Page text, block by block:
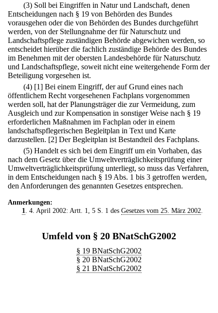
(3) Soll bei Eingriffen in Natur und Landschaft, denen
Entscheidungen nach § 19 von Behörden des Bundes
vorausgehen oder die von Behörden des Bundes durchgeführt
werden, von der Stellungnahme der für Naturschutz und
Landschaftspflege zuständigen Behörde abgewichen werden, so
entscheidet hierüber die fachlich zuständige Behörde des Bundes
im Benehmen mit der obersten Landesbehörde für Naturschutz
und Landschaftspflege, soweit nicht eine weitergehende Form der
Beteiligung vorgesehen ist.
(4) [1] Bei einem Eingriff, der auf Grund eines nach
öffentlichem Recht vorgesehenen Fachplans vorgenommen
werden soll, hat der Planungsträger die zur Vermeidung, zum
Ausgleich und zur Kompensation in sonstiger Weise nach § 19
erforderlichen Maßnahmen im Fachplan oder in einem
landschaftspflegerischen Begleitplan in Text und Karte
darzustellen. [2] Der Begleitplan ist Bestandteil des Fachplans.
(5) Handelt es sich bei dem Eingriff um ein Vorhaben, das
nach dem Gesetz über die Umweltverträglichkeitsprüfung einer
Umweltverträglichkeitsprüfung unterliegt, so muss das Verfahren,
in dem Entscheidungen nach § 19 Abs. 1 bis 3 getroffen werden,
den Anforderungen des genannten Gesetzes entsprechen.
Anmerkungen:
1
. 4. April 2002: Artt. 1, 5 S. 1 des Gesetzes vom 25. März 2002
Umfeld von § 20 BNatSchG2002
§ 19 BNatSchG2002
§ 20 BNatSchG2002
§ 21 BNatSchG2002